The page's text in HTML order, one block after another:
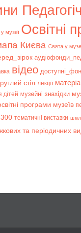
музеї Освітні
Києва Свята у
відео
стіл лекції
дітей музейні знахідки
програми музеїв
тематичні виставки
та періодичних